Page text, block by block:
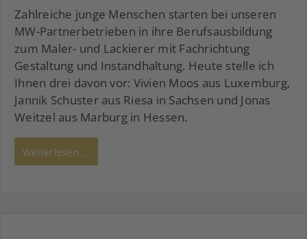
Zahlreiche junge Menschen starten bei unseren
MW-Partnerbetrieben in ihre Berufsausbildung
zum Maler- und Lackierer mit Fachrichtung
Gestaltung und Instandhaltung. Heute stelle ich
Ihnen drei davon vor: Vivien Moos aus Luxemburg,
Jannik Schuster aus Riesa in Sachsen und Jonas
Weitzel aus Marburg in Hessen.
Weiterlesen …